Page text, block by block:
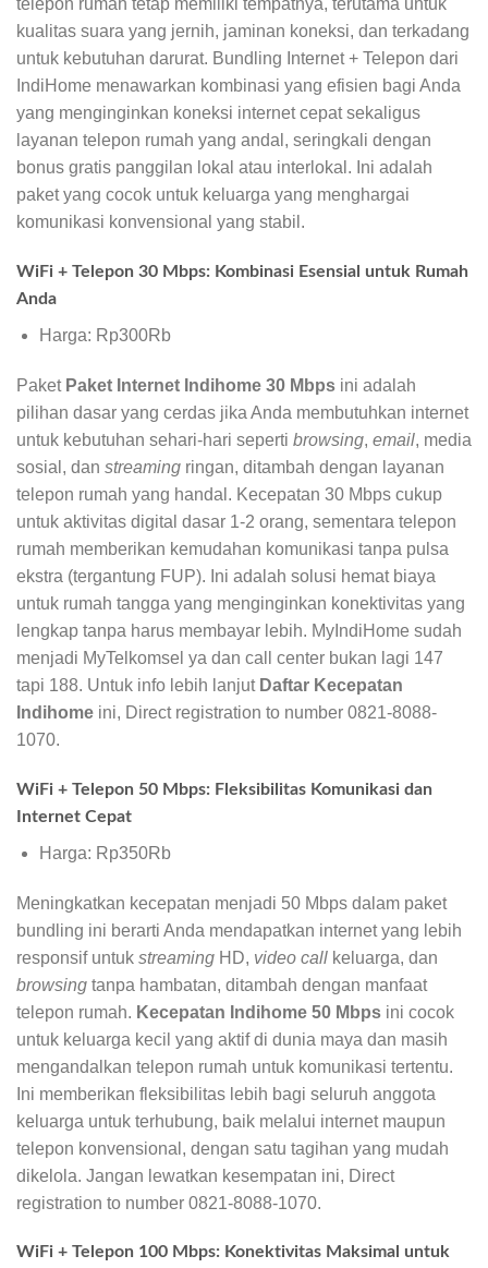
telepon rumah tetap memiliki tempatnya, terutama untuk
kualitas suara yang jernih, jaminan koneksi, dan terkadang
untuk kebutuhan darurat. Bundling Internet + Telepon dari
IndiHome menawarkan kombinasi yang efisien bagi Anda
yang menginginkan koneksi internet cepat sekaligus
layanan telepon rumah yang andal, seringkali dengan
bonus gratis panggilan lokal atau interlokal. Ini adalah
paket yang cocok untuk keluarga yang menghargai
komunikasi konvensional yang stabil.
WiFi + Telepon 30 Mbps: Kombinasi Esensial untuk Rumah
Anda
Harga: Rp300Rb
Paket Paket Internet Indihome 30 Mbps ini adalah
pilihan dasar yang cerdas jika Anda membutuhkan internet
untuk kebutuhan sehari-hari seperti browsing, email, media
sosial, dan streaming ringan, ditambah dengan layanan
telepon rumah yang handal. Kecepatan 30 Mbps cukup
untuk aktivitas digital dasar 1-2 orang, sementara telepon
rumah memberikan kemudahan komunikasi tanpa pulsa
ekstra (tergantung FUP). Ini adalah solusi hemat biaya
untuk rumah tangga yang menginginkan konektivitas yang
lengkap tanpa harus membayar lebih. MyIndiHome sudah
menjadi MyTelkomsel ya dan call center bukan lagi 147
tapi 188. Untuk info lebih lanjut Daftar Kecepatan
Indihome ini, Direct registration to number 0821-8088-
1070.
WiFi + Telepon 50 Mbps: Fleksibilitas Komunikasi dan
Internet Cepat
Harga: Rp350Rb
Meningkatkan kecepatan menjadi 50 Mbps dalam paket
bundling ini berarti Anda mendapatkan internet yang lebih
responsif untuk streaming HD, video call keluarga, dan
browsing tanpa hambatan, ditambah dengan manfaat
telepon rumah. Kecepatan Indihome 50 Mbps ini cocok
untuk keluarga kecil yang aktif di dunia maya dan masih
mengandalkan telepon rumah untuk komunikasi tertentu.
Ini memberikan fleksibilitas lebih bagi seluruh anggota
keluarga untuk terhubung, baik melalui internet maupun
telepon konvensional, dengan satu tagihan yang mudah
dikelola. Jangan lewatkan kesempatan ini, Direct
registration to number 0821-8088-1070.
WiFi + Telepon 100 Mbps: Konektivitas Maksimal untuk